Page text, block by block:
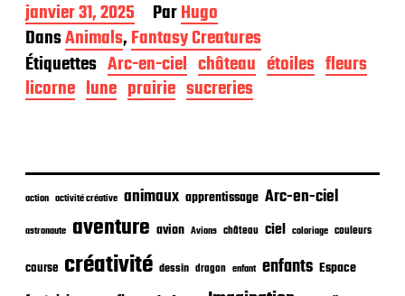
D
a
t
e
d
e
l
i
a
i
janvier 31, 2025 ParHugo
DansAnimals,Fantasy Creatures
Étiquettes Arc-en-ciel château étoiles fleurs
licorne lune prairie sucreries
action activité créative animaux apprentissage Arc-en-ciel
astronaute aventure avion Avions château ciel coloriage couleurs
course créativité dessin dragon enfant enfants Espace